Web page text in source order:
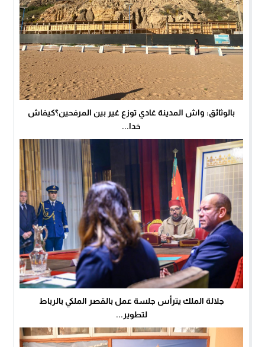
بالوثائق: واش المدينة غادي توزع غير بين المرفحين؟كيفاش
خدا...
جلالة الملك يترأس جلسة عمل بالقصر الملكي بالرباط
لتطوير...